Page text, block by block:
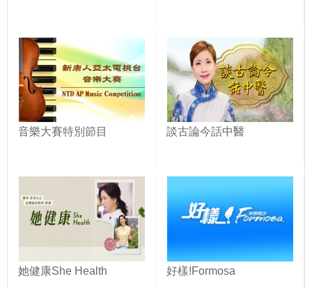
音樂大賽特別節目 談古論今話中醫
她健康She Health 好樣!Formosa